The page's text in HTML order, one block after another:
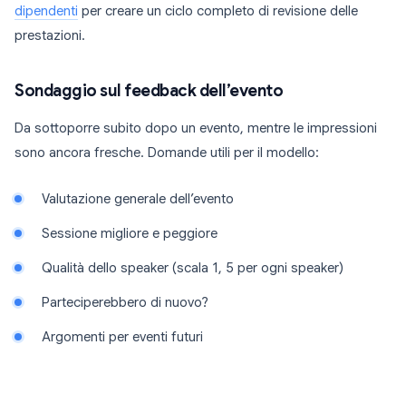
dipendenti per creare un ciclo completo di revisione delle
prestazioni.
Sondaggio sul feedback dell’evento
Da sottoporre subito dopo un evento, mentre le impressioni
sono ancora fresche. Domande utili per il modello:
Valutazione generale dell’evento
Sessione migliore e peggiore
Qualità dello speaker (scala 1, 5 per ogni speaker)
Parteciperebbero di nuovo?
Argomenti per eventi futuri